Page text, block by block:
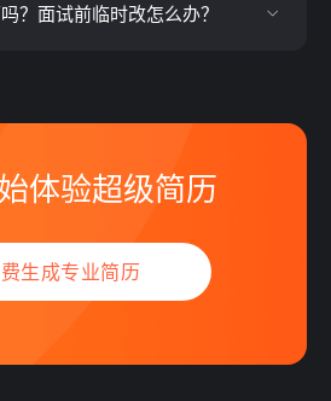
？面试前临时改怎么办？
体验超级简历
生成专业简历